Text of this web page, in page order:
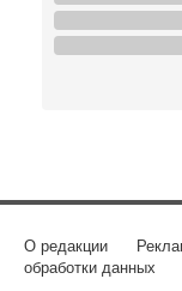
О редакции
обработки данных